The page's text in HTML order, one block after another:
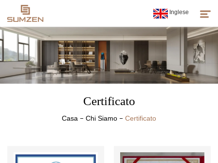
Prodotti
Chi Siamo
Spirito Di Sumzen
Inglese
Certificato
Casa Chi Siamo Certificato